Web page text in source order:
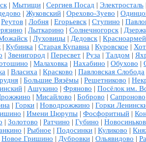
| Мытищи | Сергиев Посад | Электросталь
| Жуковский | Орехово-Зуево |
Реутов | Лобня | Егорьевск | Ступино |
| Лыткарино | Солнечногорск |
| Луховицы | Дедовск |
| Кубинка | Старая Купавна | Куровское |
| Звенигород | Пересвет | Руза | Талдом |
| Малаховка | Нахабино | Обухово |
| Власиха | Красково | Павловская Слобода
| Большие Вязёмы | Решетниково |
| Ашукино | Фряново | Посёлок им.
| Мисайлово | Боброво | Сапроново
| Горки | Новодрожжино | Горки
| Имени Цюрупы | Фосфоритный |
| Золотово | Ратчино | Губино |
| Рыбное | Подосинки | Куликово |
Новое Гришино | Дубровки | Ольявидово |